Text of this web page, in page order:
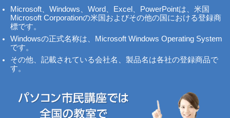
Microsoft、Windows、Word、Excel、PowerPointは、米国
Microsoft Corporationの米国およびその他の国における登録商
標です。
Windowsの正式名称は、Microsoft Windows Operating System
です。
その他、記載されている会社名、製品名は各社の登録商品で
す。